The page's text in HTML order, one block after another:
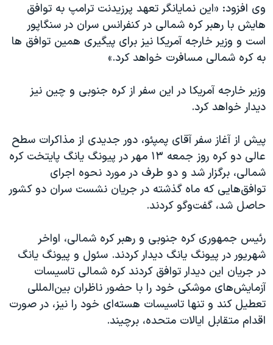
وی افزود:‌ «این نمایانگر تعهد پرزیدنت ترامپ به توافق
هایش با رهبر کره شمالی در کنفرانس سران در سنگاپور
است و وزیر خارجه آمریکا نیز برای پیگیری همین توافق ها
به کره شمالی مسافرت خواهد کرد.»
وزیر خارجه آمریکا در این سفر از کره جنوبی و چین نیز
دیدار خواهد کرد.
پیش از آغاز سفر آقای پمپئو، دور جدیدی از مذاکرات سطح
عالی دو کره روز جمعه ۱۳ مهر در پیونگ یانگ پایتخت کره
شمالی، برگزار شد و دو طرف در مورد نحوه اجرای
توافق‌هایی که ماه گذشته در جریان نشست سران دو کشور
حاصل شد، گفت‌وگو کردند.
رئیس جمهوری کره جنوبی و رهبر کره شمالی، اواخر
شهریور در پیونگ یانگ دیدار کردند. سئول و پیونگ یانگ
در جریان این دیدار توافق کردند کره شمالی تاسیسات
آزمایش‌های موشکی خود را با حضور ناظران بین‌المللی
تعطیل کند و تنها تاسیسات هسته‌ای خود را نیز، در صورت
اقدام متقابل ایالات متحده، برچیند.